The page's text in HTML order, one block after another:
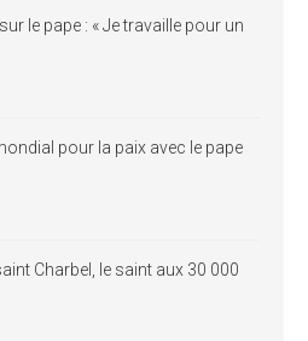
le pape : « Je travaille pour un
pour la paix avec le pape
Charbel, le saint aux 30 000